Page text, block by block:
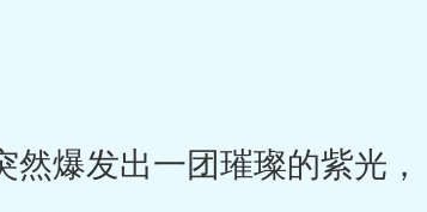
爆发出一团璀璨的紫光，